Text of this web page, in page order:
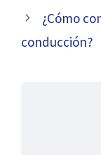
¿Cómo
conducción?